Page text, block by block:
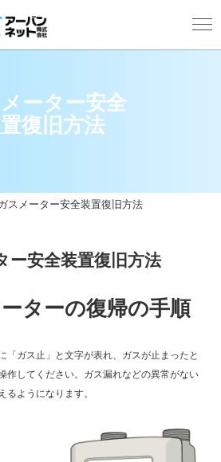
ならアーバンネット株式会社
ーター安全
復旧方法
スメーター安全装置復旧方法
ー安全装置復旧方法
ターの復帰の手順
「ガス止」と文字が表れ、ガスが止まったと
作してください。ガス漏れなどの異常がない
るようになります。